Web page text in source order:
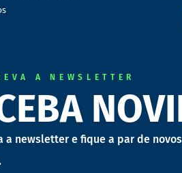
ADAPTADORES / BASES / SUPORTES
DE TRABALHO
INDIVIDUAIS
A NEWSLETTER
a newsletter e fique a par de